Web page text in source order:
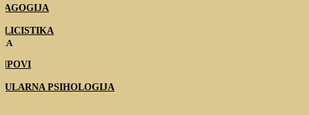
PSIHOLOGIJA